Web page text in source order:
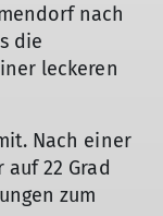
nach
die
leckeren
Nach einer
22 Grad
zum